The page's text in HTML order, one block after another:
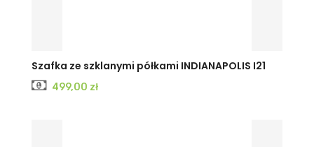
KRAFTJESIONJESION
Szafka ze szklanymi półkami INDIANAPOLIS I21
Cena
499,00 zł